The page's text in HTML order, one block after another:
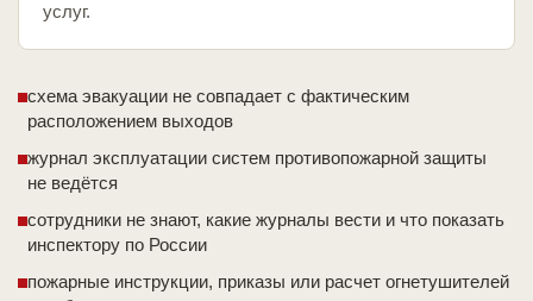
услуг.
схема эвакуации не совпадает с фактическим
расположением выходов
журнал эксплуатации систем противопожарной защиты
не ведётся
сотрудники не знают, какие журналы вести и что показать
инспектору по России
пожарные инструкции, приказы или расчет огнетушителей